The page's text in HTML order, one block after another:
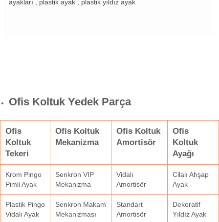
ayakları , plastik ayak , plastik yıldız ayak
Ofis Koltuk Yedek Parça
Ofis
Koltuk
Tekeri
Ofis Koltuk
Mekanizma
Ofis Koltuk
Amortisör
Ofis
Koltuk
Ayağı
Krom Pingo
Pimli Ayak
Senkron VIP
Mekanizma
Vidalı
Amortisör
Cilalı Ahşap
Ayak
Plastik Pingo
Vidalı Ayak
Senkron Makam
Mekanizması
Standart
Amortisör
Dekoratif
Yıldız Ayak